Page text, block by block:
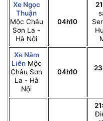
Xe Ngọc
Thuận
Mộc Châu
Sơn La -
Hà Nội
04h10
Xe Năm
LiênMộc
Châu Sơn
La - Hà
Nội
04h10